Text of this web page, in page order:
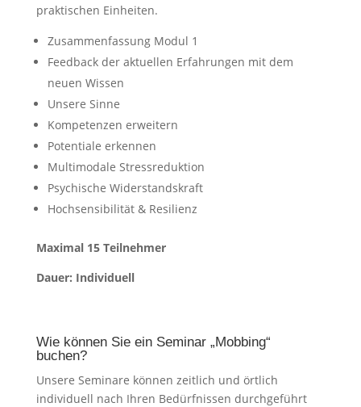
praktischen Einheiten.
Zusammenfassung Modul 1
Feedback der aktuellen Erfahrungen mit dem
neuen Wissen
Unsere Sinne
Kompetenzen erweitern
Potentiale erkennen
Multimodale Stressreduktion
Psychische Widerstandskraft
Hochsensibilität & Resilienz
Maximal 15 Teilnehmer
Dauer: Individuell
Wie können Sie ein Seminar „Mobbing“
buchen?
Unsere Seminare können zeitlich und örtlich
individuell nach Ihren Bedürfnissen durchgeführt